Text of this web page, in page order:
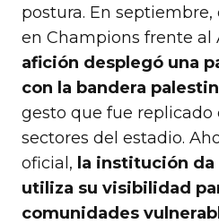
postura. En
en Champions frente al
afición desplegó una
con la bandera
gesto que fue replicado
sectores del estadio.
oficial, la institución da
utiliza su visibilidad
comunidades